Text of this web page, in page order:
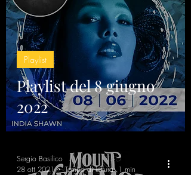
Playlist del 8 giugno
2022
Playlist
Sergio Basilico
28 ott 2021
Tempo di lettura: 1 min